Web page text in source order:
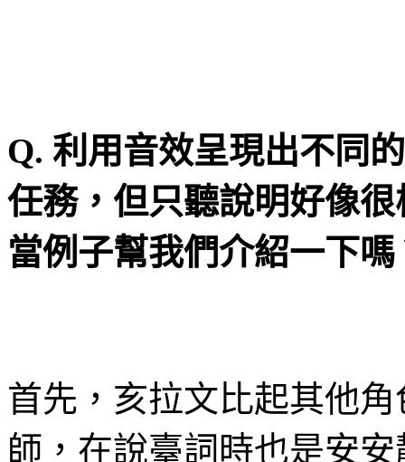
Q. 利用音效呈現出不同
任務，但只聽說明好像
當例子幫我們介紹一下嗎
首先，亥拉文比起其他
師，在說臺詞時也是安